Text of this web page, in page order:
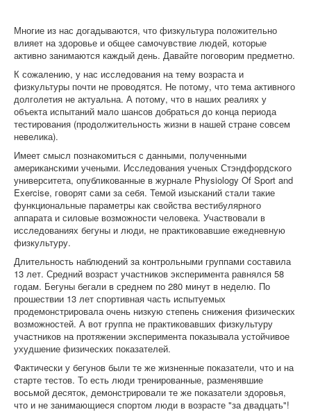
Многие из нас догадываются, что физкультура положительно
влияет на здоровье и общее самочувствие людей, которые
активно занимаются каждый день. Давайте поговорим предметно.
К сожалению, у нас исследования на тему возраста и
физкультуры почти не проводятся. Не потому, что тема активного
долголетия не актуальна. А потому, что в наших реалиях у
объекта испытаний мало шансов добраться до конца периода
тестирования (продолжительность жизни в нашей стране совсем
невелика).
Имеет смысл познакомиться с данными, полученными
американскими учеными. Исследования ученых Стэндфордского
университета, опубликованные в журнале Physiology Of Sport and
Exercise, говорят сами за себя. Темой изысканий стали такие
функциональные параметры как свойства вестибулярного
аппарата и силовые возможности человека. Участвовали в
исследованиях бегуны и люди, не практиковавшие ежедневную
физкультуру.
Длительность наблюдений за контрольными группами составила
13 лет. Средний возраст участников эксперимента равнялся 58
годам. Бегуны бегали в среднем по 280 минут в неделю. По
прошествии 13 лет спортивная часть испытуемых
продемонстрировала очень низкую степень снижения физических
возможностей. А вот группа не практиковавших физкультуру
участников на протяжении эксперимента показывала устойчивое
ухудшение физических показателей.
Фактически у бегунов были те же жизненные показатели, что и на
старте тестов. То есть люди тренированные, разменявшие
восьмой десяток, демонстрировали те же показатели здоровья,
что и не занимающиеся спортом люди в возрасте "за двадцать"!